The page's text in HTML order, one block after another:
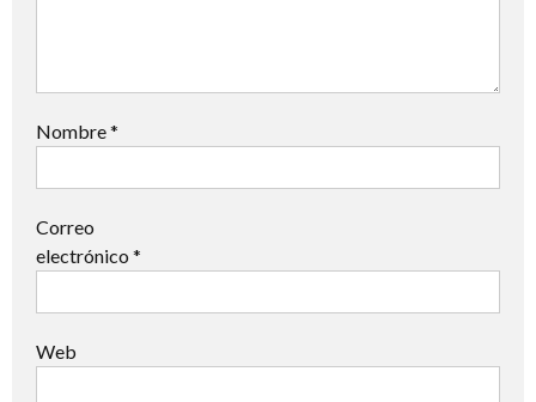
Nombre*
Correo
electrónico *
Web